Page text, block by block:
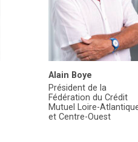
Alain Boye
Président de la
Fédération du Crédit
Mutuel Loire-
et Centre-Ouest